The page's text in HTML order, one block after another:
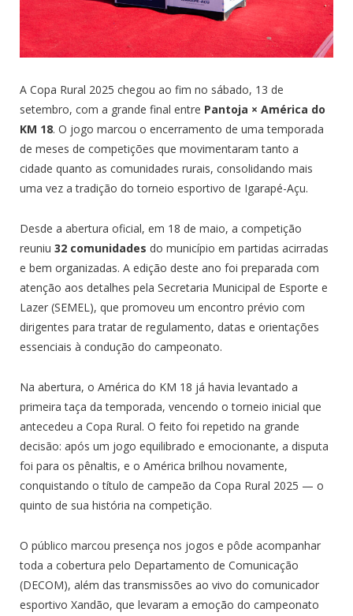
A Copa Rural 2025 chegou ao fim no sábado, 13 de
setembro, com a grande final entre Pantoja × América do
KM 18. O jogo marcou o encerramento de uma temporada
de meses de competições que movimentaram tanto a
cidade quanto as comunidades rurais, consolidando mais
uma vez a tradição do torneio esportivo de Igarapé-Açu.
Desde a abertura oficial, em 18 de maio, a competição
reuniu 32 comunidades do município em partidas acirradas
e bem organizadas. A edição deste ano foi preparada com
atenção aos detalhes pela Secretaria Municipal de Esporte e
Lazer (SEMEL), que promoveu um encontro prévio com
dirigentes para tratar de regulamento, datas e orientações
essenciais à condução do campeonato.
Na abertura, o América do KM 18 já havia levantado a
primeira taça da temporada, vencendo o torneio inicial que
antecedeu a Copa Rural. O feito foi repetido na grande
decisão: após um jogo equilibrado e emocionante, a disputa
foi para os pênaltis, e o América brilhou novamente,
conquistando o título de campeão da Copa Rural 2025 — o
quinto de sua história na competição.
O público marcou presença nos jogos e pôde acompanhar
toda a cobertura pelo Departamento de Comunicação
(DECOM), além das transmissões ao vivo do comunicador
esportivo Xandão, que levaram a emoção do campeonato